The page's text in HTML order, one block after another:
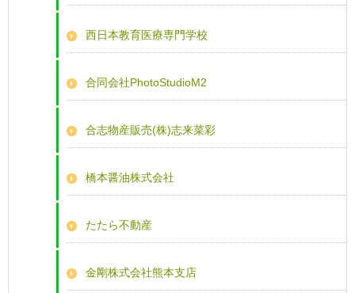
西日本教育医療専門学校
合同会社PhotoStudioM2
合志物産販売(株)志来菜彩
橋本醤油株式会社
たたら不動産
金剛株式会社熊本支店